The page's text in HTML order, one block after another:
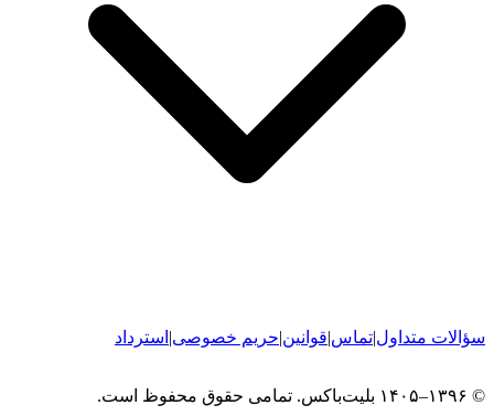
سؤالات متداول|تماس|قوانین|حریم خصوصی| استرداد
© ۱۳۹۶–۱۴۰۵ بلیت‌باکس. تمامی حقوق محفوظ است.